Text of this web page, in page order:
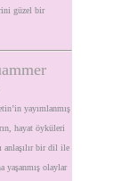
güzel bir
yayımlanmış
hayat öyküleri
anlaşılır bir dil ile
yaşanmış olaylar